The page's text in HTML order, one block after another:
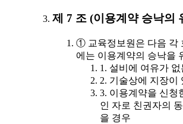
제 7 조 (이용계약 승낙의
① 교육정보원은 다음 각
에는 이용계약의 승낙을
1. 설비에 여유가 없
2. 기술상에 지장이
3. 이용계약을 신청
인 자로 친권자의
을 경우